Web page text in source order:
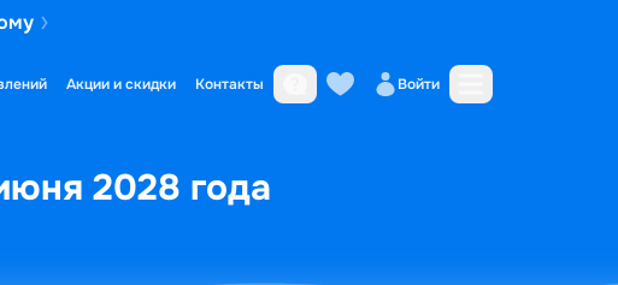
Акции и скидки Контакты Войти
2028 года